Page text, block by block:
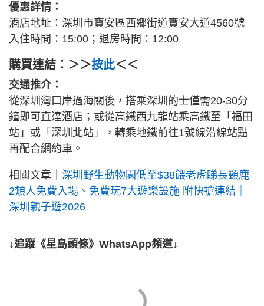
優惠詳情：
酒店地址：深圳市寶安區西鄉街道寶安大道4560號
入住時間：15:00；退房時間：12:00
購買連結：＞＞按此＜＜
交通推介：
從深圳灣口岸過海關後，搭乘深圳的士僅需20-30分
鐘即可直達酒店；或從高鐵西九龍站乘高鐵至「福田
站」或「深圳北站」，轉乘地鐵前往1號線沿線站點
再配合網約車。
相關文章｜ 深圳野生動物園低至$38餵老虎睇長頸鹿
2類人免費入場、免費玩7大遊樂設施 附快搶連結｜
深圳親子遊2026
↓追蹤《星島頭條》WhatsApp頻道↓